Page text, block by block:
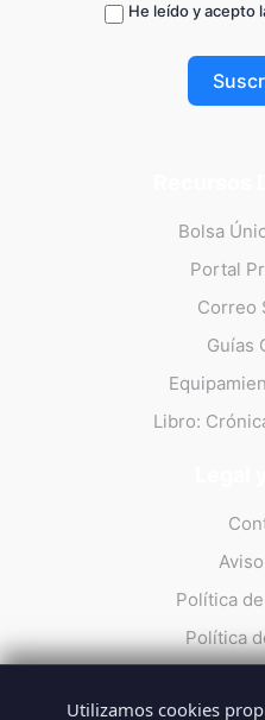
He leído y acepto
Bolsa
Portal
Correo
Guías
Libro:
Política
Política
Utilizamos cookies